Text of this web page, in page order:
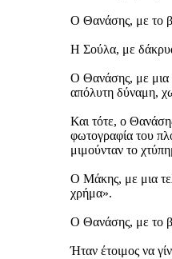
Ο Θανάσης, με το
Η Σούλα, με
Ο Θανάσης, με μια
απόλυτη δύναμη,
Και τότε, ο
φωτογραφία του
μιμούνταν το
Ο Μάκης, με μια
χρήμα».
Ο Θανάσης, με το
Ήταν έτοιμος να